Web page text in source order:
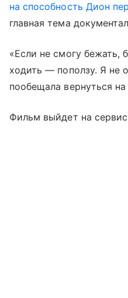
на способность Дион
главная тема
«Если не смогу бежать,
ходить — поползу. Я не
пообещала вернуться
Фильм выйдет на